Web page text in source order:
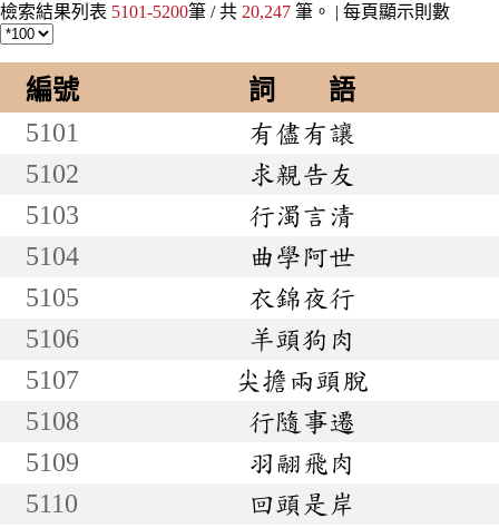
檢索結果列表 5101-5200筆 / 共 20,247 筆。 | 每頁顯示則數
編號
詞 語
5101
有儘有讓
5102
求親告友
5103
行濁言清
5104
曲學阿世
5105
衣錦夜行
5106
羊頭狗肉
5107
尖擔兩頭脫
5108
行隨事遷
5109
羽翮飛肉
5110
回頭是岸